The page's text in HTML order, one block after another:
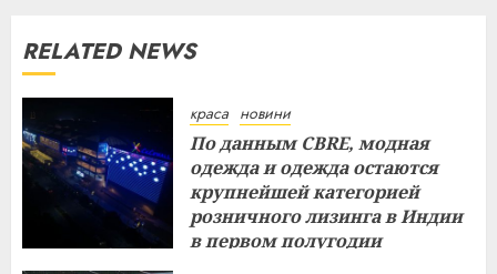
RELATED NEWS
краса новини
По данным CBRE, модная
одежда и одежда остаются
крупнейшей категорией
розничного лизинга в Индии
в первом полугодии